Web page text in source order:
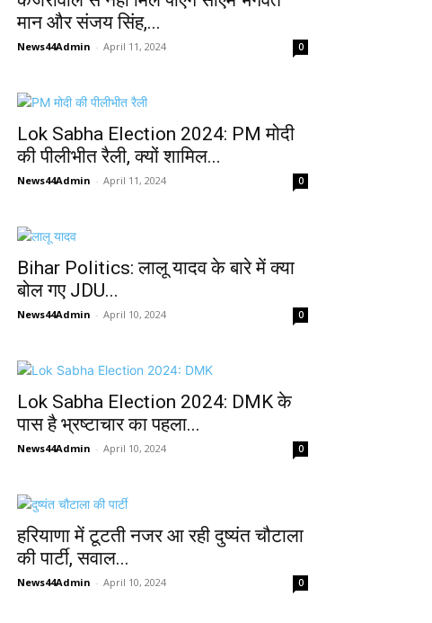
मान और संजय सिंह,...
News44Admin - April 11, 2024 0
Lok Sabha Election 2024: PM मोदी
की पीलीभीत रैली, क्यों शामिल...
News44Admin - April 11, 2024 0
Bihar Politics: लालू यादव के बारे में क्या
बोल गए JDU...
News44Admin - April 10, 2024 0
Lok Sabha Election 2024: DMK के
पास है भ्रष्टाचार का पहला...
News44Admin - April 10, 2024 0
हरियाणा में टूटती नजर आ रही दुष्यंत चौटाला
की पार्टी, सवाल...
News44Admin - April 10, 2024 0